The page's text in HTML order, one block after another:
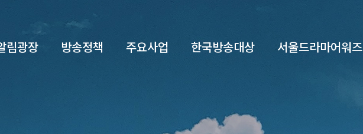
림광장 방송정책 주요사업 한국방송대상 서울드라마어워즈